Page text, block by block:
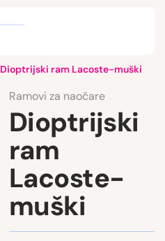
Dioptrijski ram Lacoste-muški
Ramovi za naočare
Dioptrijski
ram
Lacoste-
muški